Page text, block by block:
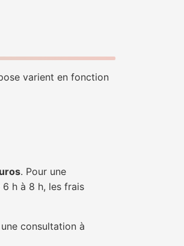
varient en fonction
. Pour une
h à 8 h, les frais
consultation à